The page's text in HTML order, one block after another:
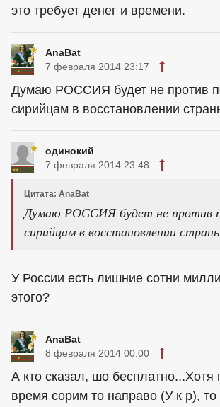
это требует денег и времени.
AnaBat
7 февраля 2014 23:17
Думаю РОССИЯ будет не против
сирийцам в восстановлении
одинокий
7 февраля 2014 23:48
Цитата: AnaBat
Думаю РОССИЯ будет не против
сирийцам в восстановлении
У России есть лишние сотни
этого?
AnaBat
8 февраля 2014 00:00
А кто сказал, шо бесплатно...Хотя
время сорим то направо (У к р),